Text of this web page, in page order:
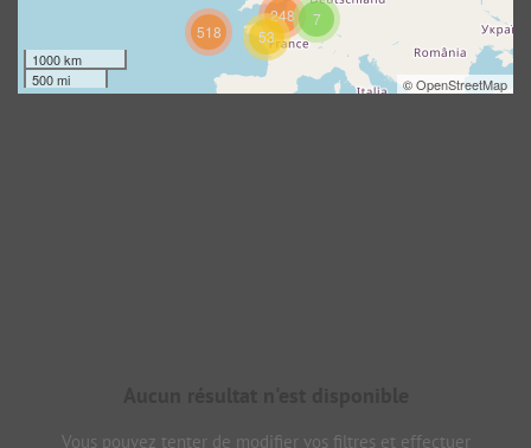
518
7
53
248
1000 km
500 mi
©OpenStreetMap
Vous pouvez tenter de modifier vos filtres et effectuer